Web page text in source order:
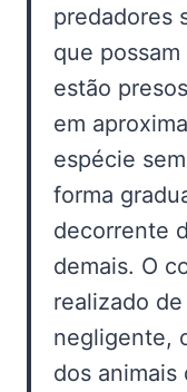
predadores
que
estão
em
espécie
forma
decorrente
demais. O
realizado
negligente,
dos